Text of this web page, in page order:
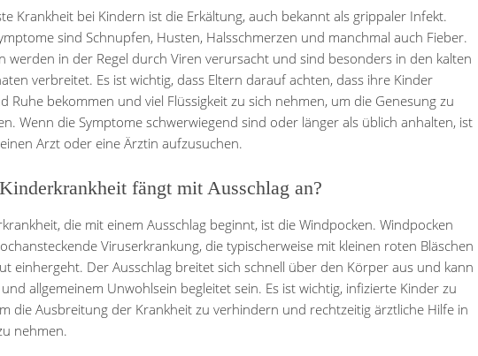
Krankheit bei Kindern ist die Erkältung, auch bekannt als grippaler Infekt.
sind Schnupfen, Husten, Halsschmerzen und manchmal auch Fieber.
werden in der Regel durch Viren verursacht und sind besonders in den kalten
verbreitet. Es ist wichtig, dass Eltern darauf achten, dass ihre Kinder
Ruhe bekommen und viel Flüssigkeit zu sich nehmen, um die Genesung zu
Wenn die Symptome schwerwiegend sind oder länger als üblich anhalten, ist
Arzt oder eine Ärztin aufzusuchen.
fängt mit Ausschlag an?
die mit einem Ausschlag beginnt, ist die Windpocken. Windpocken
Viruserkrankung, die typischerweise mit kleinen roten Bläschen
einhergeht. Der Ausschlag breitet sich schnell über den Körper aus und kann
allgemeinem Unwohlsein begleitet sein. Es ist wichtig, infizierte Kinder zu
die Ausbreitung der Krankheit zu verhindern und rechtzeitig ärztliche Hilfe in
nehmen.